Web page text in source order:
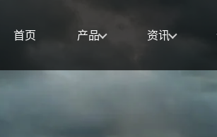
首页 产品 资讯